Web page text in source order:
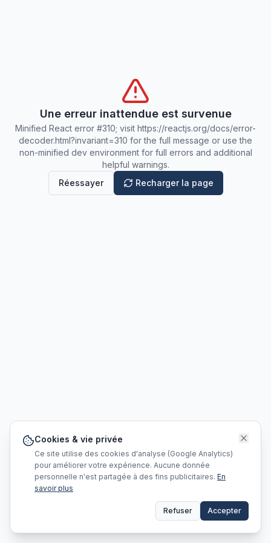
Une erreur inattendue est survenue
Minified React error #310; visit https://reactjs.org/docs/error-
decoder.html?invariant=310 for the full message or use the
non-minified dev environment for full errors and additional
helpful warnings.
Réessayer
Recharger la page
Cookies & vie privée
Ce site utilise des cookies d'analyse (Google Analytics)
pour améliorer votre expérience. Aucune donnée
personnelle n'est partagée à des fins publicitaires. En
savoir plus
Refuser Accepter